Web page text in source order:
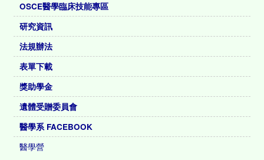
OSCE醫學臨床技能專區
研究資訊
法規辦法
表單下載
獎助學金
遺體受贈委員會
醫學系 FACEBOOK
醫學營